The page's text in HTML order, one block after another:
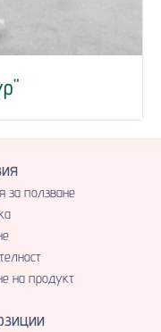
за ползване
на продукт